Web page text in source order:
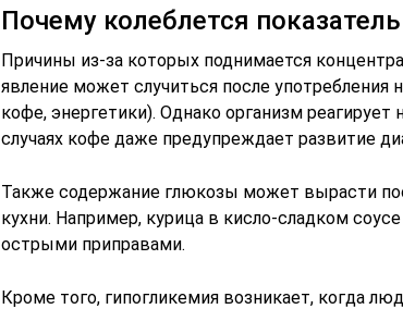
Почему колеблется
Причины из-за которых поднимается
явление может случиться после употребления
кофе, энергетики). Однако организм реагирует
случаях кофе даже предупреждает развитие
Также содержание глюкозы может вырасти
кухни. Например, курица в кисло-сладком
острыми приправами.
Кроме того, гипогликемия возникает, когда